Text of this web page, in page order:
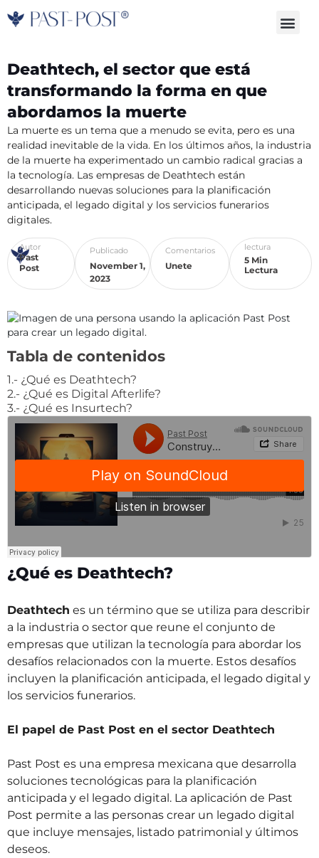
to
Autor
Past
Post
Publicado
November 1,
2023
Comentarios
Unete
lectura
5 Min
Lectura
Deathtech, el sector que está
transformando la forma en que
abordamos la muerte
La muerte es un tema que a menudo se evita, pero es una
realidad inevitable de la vida. En los últimos años, la industria
de la muerte ha experimentado un cambio radical gracias a
la tecnología. Las empresas de Deathtech están
desarrollando nuevas soluciones para la planificación
anticipada, el legado digital y los servicios funerarios
digitales.
Tabla de contenidos
1.- ¿Qué es Deathtech?
2.- ¿Qué es Digital Afterlife?
3.- ¿Qué es Insurtech?
¿Qué es Deathtech?
Deathtech es un término que se utiliza para describir
a la industria o sector que reune el conjunto de
empresas que utilizan la tecnología para abordar los
desafíos relacionados con la muerte. Estos desafíos
incluyen la planificación anticipada, el legado digital y
los servicios funerarios.
El papel de Past Post en el sector Deathtech
Past Post es una empresa mexicana que desarrolla
soluciones tecnológicas para la planificación
anticipada y el legado digital. La aplicación de Past
Post permite a las personas crear un legado digital
que incluye mensajes, listado patrimonial y últimos
deseos.